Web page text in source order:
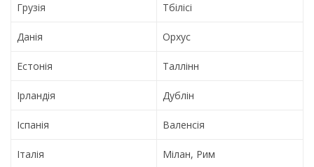
Грузія Тбілісі
Данія Орхус
Естонія Таллінн
Ірландія Дублін
Іспанія Валенсія
Італія Мілан, Рим